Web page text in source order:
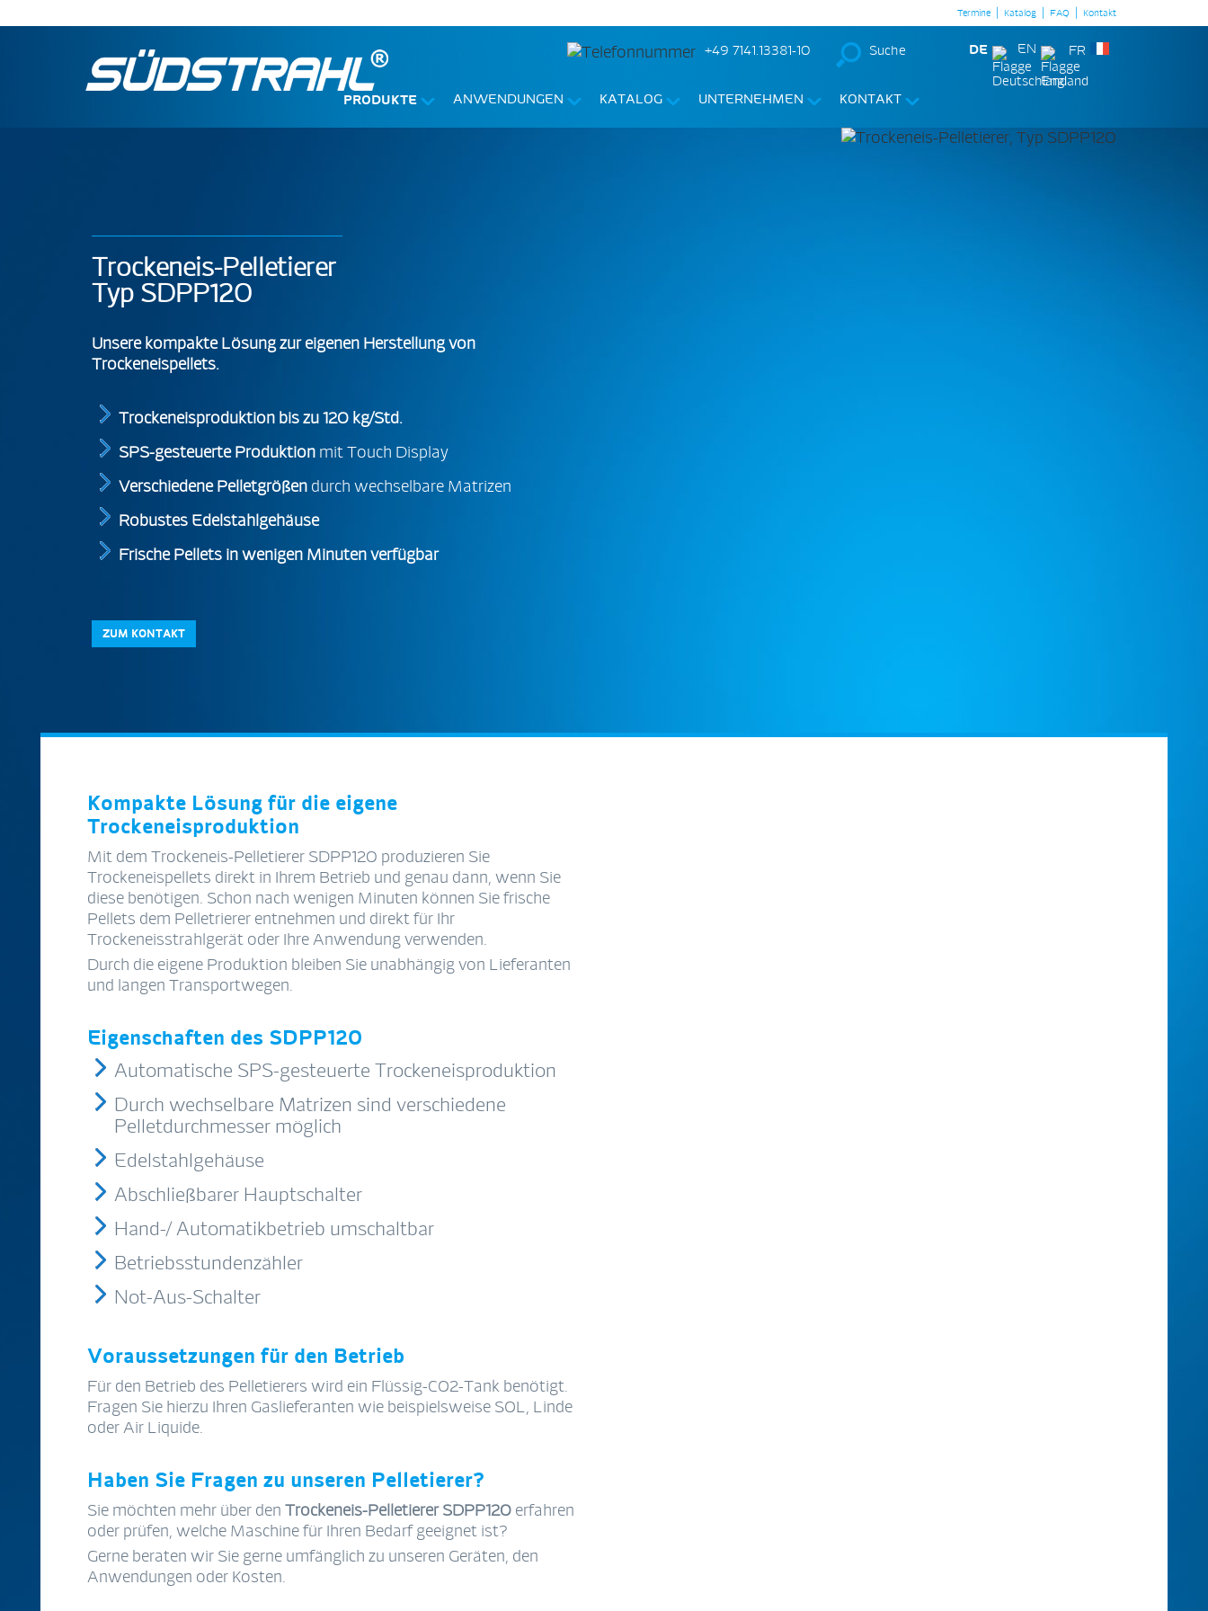
Termine Katalog FAQ Kontakt
DE EN FR
Suche
+49 7141.13381-10
PRODUKTE ANWENDUNGEN KATALOG UNTERNEHMEN KONTAKT
Trockeneis-Pelletierer
Typ SDPP120
Unsere kompakte Lösung zur eigenen Herstellung von
Trockeneispellets.
Trockeneisproduktion bis zu 120 kg/Std.
SPS-gesteuerte Produktion mit Touch Display
Verschiedene Pelletgrößen durch wechselbare Matrizen
Robustes Edelstahlgehäuse
Frische Pellets in wenigen Minuten verfügbar
ZUM KONTAKT
Kompakte Lösung für die eigene
Trockeneisproduktion
Mit dem Trockeneis-Pelletierer SDPP120 produzieren Sie
Trockeneispellets direkt in Ihrem Betrieb und genau dann, wenn Sie
diese benötigen. Schon nach wenigen Minuten können Sie frische
Pellets dem Pelletrierer entnehmen und direkt für Ihr
Trockeneisstrahlgerät oder Ihre Anwendung verwenden.
Durch die eigene Produktion bleiben Sie unabhängig von Lieferanten
und langen Transportwegen.
Eigenschaften des SDPP120
Automatische SPS-gesteuerte Trockeneisproduktion
Durch wechselbare Matrizen sind verschiedene
Pelletdurchmesser möglich
Edelstahlgehäuse
Abschließbarer Hauptschalter
Hand-/ Automatikbetrieb umschaltbar
Betriebsstundenzähler
Not-Aus-Schalter
Voraussetzungen für den Betrieb
Für den Betrieb des Pelletierers wird ein Flüssig-CO2-Tank benötigt.
Fragen Sie hierzu Ihren Gaslieferanten wie beispielsweise SOL, Linde
oder Air Liquide.
Haben Sie Fragen zu unseren Pelletierer?
Sie möchten mehr über den Trockeneis-Pelletierer SDPP120 erfahren
oder prüfen, welche Maschine für Ihren Bedarf geeignet ist?
Gerne beraten wir Sie gerne umfänglich zu unseren Geräten, den
Anwendungen oder Kosten.